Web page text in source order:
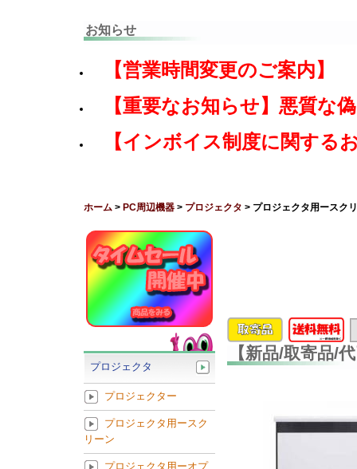
お知らせ
【営業時間変更のご案内】
【重要なお知らせ】悪質な
【インボイス制度に関する
ホーム > PC周辺機器 > プロジェクタ > プロジェクタ用ースク
【新品/取寄品/
プロジェクタ
プロジェクター
プロジェクタ用ースク
リーン
プロジェクタ用ーオプ